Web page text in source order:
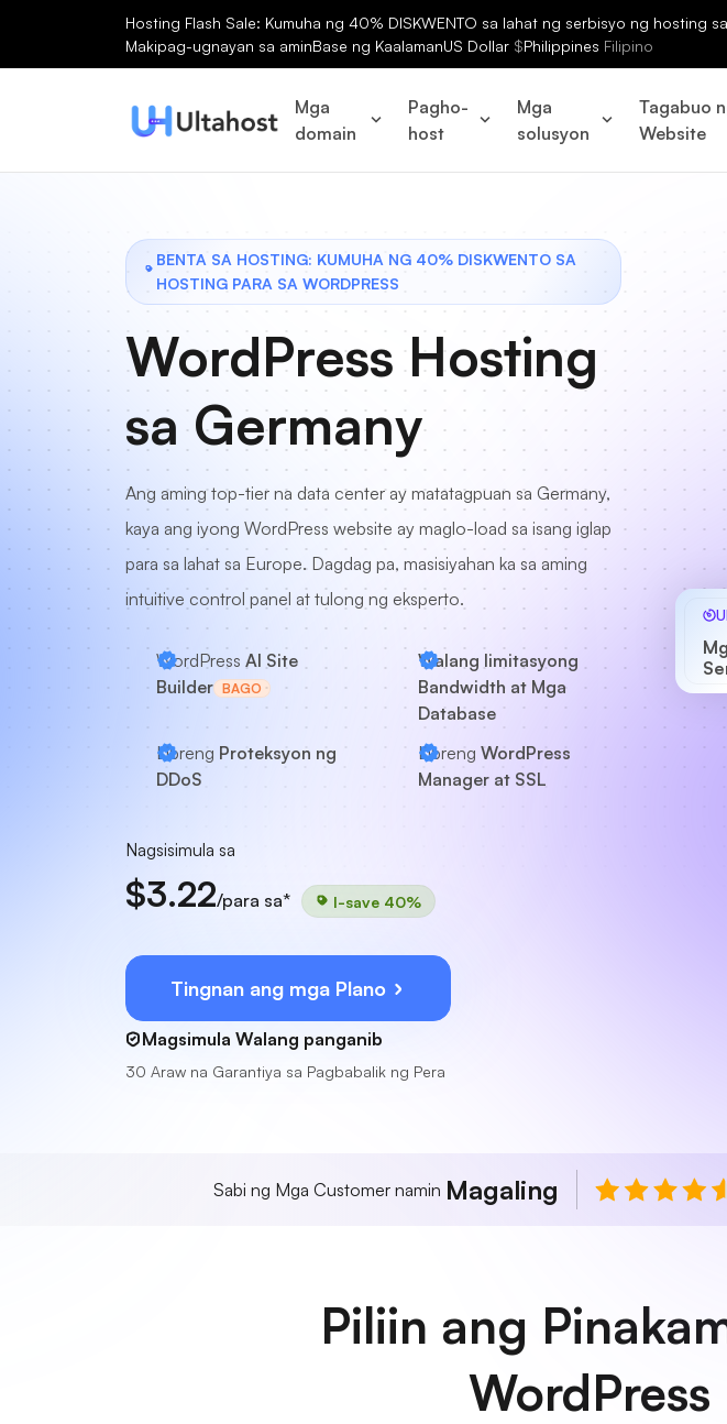
Hosting Flash Sale: Kumuha ng 40% DISKWENTO sa lahat ng serbisyo ng hosting
Makipag-ugnayan sa aminBase ng KaalamanUS Dollar $Philippines Filipino
Mga
domain
Pagho-
host
Mga
solusyon
Tagabuo
Website
BENTA SA HOSTING: KUMUHA NG 40% DISKWENTO SA
HOSTING PARA SA WORDPRESS
WordPress Hosting
sa Germany
Ang aming top-tier na data center ay matatagpuan sa Germany,
kaya ang iyong WordPress website ay maglo-load sa isang iglap
para sa lahat sa Europe. Dagdag pa, masisiyahan ka sa aming
intuitive control panel at tulong ng eksperto.
WordPress AI Site
Builder BAGO
Walang limitasyong
Bandwidth at Mga
Database
Libreng Proteksyon ng
DDoS
Libreng WordPress
Manager at SSL
Nagsisimula sa
$3.22/para sa* I-save 40%
Tingnan ang mga Plano
Magsimula Walang panganib
30 Araw na Garantiya sa Pagbabalik ng Pera
Sabi ng Mga Customer namin Magaling
Piliin ang